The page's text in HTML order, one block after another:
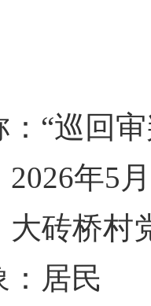
“巡回
年5
砖桥村
：居民